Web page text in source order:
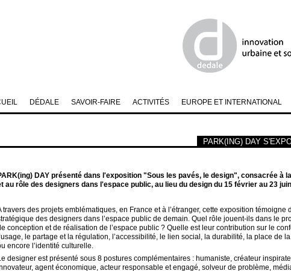
PARK(ING) DAY
DAY présenté dans l'exposition "Sous les pavés, le design", consacrée à
au rôle des designers dans l'espace public, au lieu du design du 15 février au 23
travers des projets emblématiques, en France et à l’étranger, cette exposition témoigne
des designers dans l’espace public de demain. Quel rôle jouent-ils dans le
conception et de réalisation de l’espace public ? Quelle est leur contribution sur le
le partage et la régulation, l’accessibilité, le lien social, la durabilité, la place de
encore l’identité culturelle.
designer est présenté sous 8 postures complémentaires : humaniste, créateur
agent économique, acteur responsable et engagé, solveur de problème,
EUROPE ET INTERNATIONAL
ACTIVITÉS
SAVOIR-FAIRE
DÉDALE